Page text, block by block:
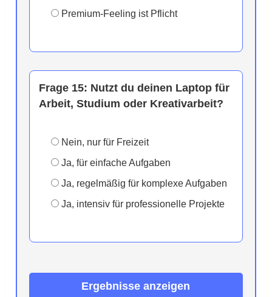
Premium-Feeling ist Pflicht
Frage 15: Nutzt du deinen Laptop für
Arbeit, Studium oder Kreativarbeit?
Nein, nur für Freizeit
Ja, für einfache Aufgaben
Ja, regelmäßig für komplexe Aufgaben
Ja, intensiv für professionelle Projekte
Ergebnisse anzeigen